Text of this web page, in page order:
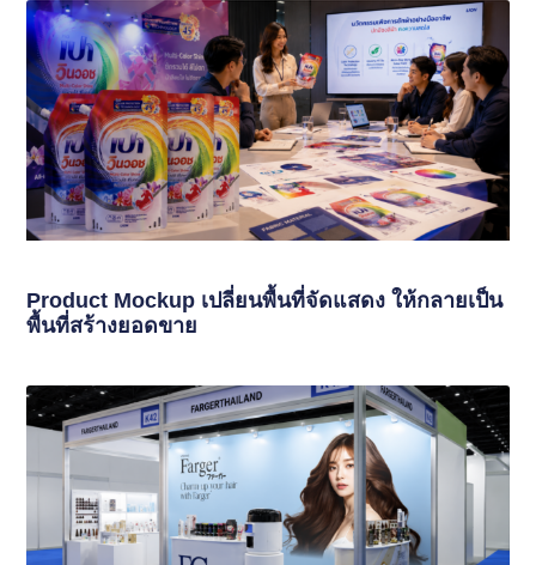
Product Mockup เปลี่ยนพื้นที่จัดแสดง ให้กลายเป็น
พื้นที่สร้างยอดขาย